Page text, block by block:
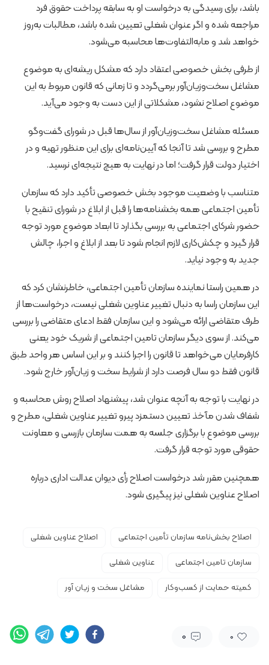
باشد، برای رسیدگی به درخواست او به سابقه پرداخت حقوق فرد
مراجعه شده و اگر عنوان شغلی تعیین شده باشد، مطالبات به‌روز
خواهد شد و مابه‌التفاوت‌ها محاسبه می‌شود.
از طرفی بخش خصوصی اعتقاد دارد که مشکل ریشه‌ای به موضوع
مشاغل سخت‌وزیان‌آور برمی‌گردد و تا زمانی که قانون مربوط به این
موضوع اصلاح نشود، مشکلاتی از این دست به وجود می‌آید.
مسئله مشاغل سخت‌وزیان‌آور از سال‌ها قبل در شورای گفت‌وگو
مطرح و بررسی شد تا آنجا که آیین‌نامه‌ای برای این منظور تهیه و در
اختیار دولت قرار گرفت؛ اما در نهایت به هیچ نتیجه‌ای نرسید.
متناسب با وضعیت موجود بخش خصوصی تأکید دارد که سازمان
تأمین اجتماعی همه بخشنامه‌ها را قبل از ابلاغ در شورای تنقیح با
حضور شرکای اجتماعی به بررسی بگذارد تا ابعاد موضوع مورد توجه
قرار گیرد و چکش‌کاری لازم انجام شود تا بعد از ابلاغ و اجرا، چالش
جدید به وجود نیاید.
در همین راستا نماینده سازمان تأمین اجتماعی، خاطرنشان کرد که
این سازمان راسا به دنبال تغییر عناوین شغلی نیست، درخواست‌ها از
طرف متقاضی ارائه می‌شود و این سازمان فقط ادعای متقاضی را بررسی
می‌کند. از سوی دیگر سازمان تامین اجتماعی از شریک خود یعنی
کارفرمایان می‌خواهد تا قانون را اجرا کنند و بر این اساس هر واحد طبق
قانون فقط دو سال فرصت دارد از شرایط سخت و زیان‌آور خارج شود.
در نهایت با توجه به آنچه عنوان شد، پیشنهاد اصلاح روش محاسبه و
شفاف شدن مآخذ تعیین دستمزد پیرو تغییر عناوین شغلی، مطرح و
بررسی موضوع با برگزاری جلسه به همت سازمان بازرسی و معاونت
حقوقی مورد توجه قرار گرفت.
همچنین مقرر شد درخواست اصلاح رأی دیوان عدالت اداری درباره
اصلاح عناوین شغلی نیز پیگیری شود.
اصلاح بخش‌نامه سازمان تأمین اجتماعی
اصلاح عناوین شغلی
سازمان تامین اجتماعی
عناوین شغلی
کمیته حمایت از کسب‌وکار
مشاغل سخت و زیان آور
0
0